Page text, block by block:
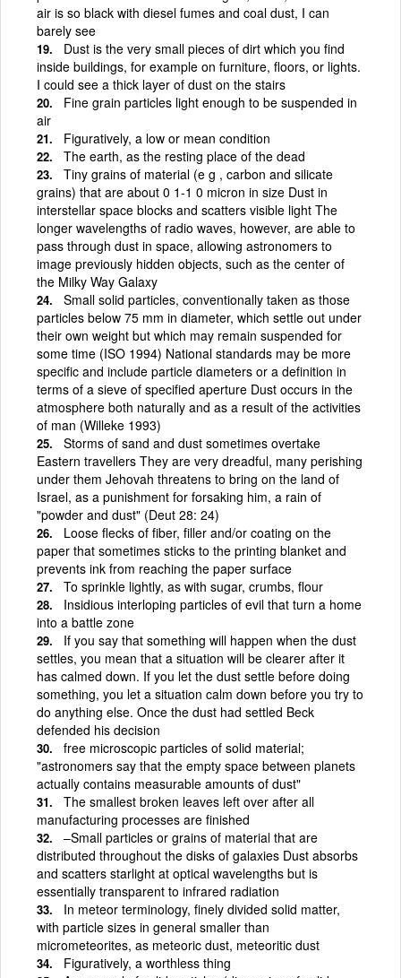
air is so black with diesel fumes and coal dust, I can
barely see
Dust is the very small pieces of dirt which you find
inside buildings, for example on furniture, floors, or lights.
I could see a thick layer of dust on the stairs
Fine grain particles light enough to be suspended in
air
Figuratively, a low or mean condition
The earth, as the resting place of the dead
Tiny grains of material (e g , carbon and silicate
grains) that are about 0 1-1 0 micron in size Dust in
interstellar space blocks and scatters visible light The
longer wavelengths of radio waves, however, are able to
pass through dust in space, allowing astronomers to
image previously hidden objects, such as the center of
the Milky Way Galaxy
Small solid particles, conventionally taken as those
particles below 75 mm in diameter, which settle out under
their own weight but which may remain suspended for
some time (ISO 1994) National standards may be more
specific and include particle diameters or a definition in
terms of a sieve of specified aperture Dust occurs in the
atmosphere both naturally and as a result of the activities
of man (Willeke 1993)
Storms of sand and dust sometimes overtake
Eastern travellers They are very dreadful, many perishing
under them Jehovah threatens to bring on the land of
Israel, as a punishment for forsaking him, a rain of
"powder and dust" (Deut 28: 24)
Loose flecks of fiber, filler and/or coating on the
paper that sometimes sticks to the printing blanket and
prevents ink from reaching the paper surface
To sprinkle lightly, as with sugar, crumbs, flour
Insidious interloping particles of evil that turn a home
into a battle zone
If you say that something will happen when the dust
settles, you mean that a situation will be clearer after it
has calmed down. If you let the dust settle before doing
something, you let a situation calm down before you try to
do anything else. Once the dust had settled Beck
defended his decision
free microscopic particles of solid material;
"astronomers say that the empty space between planets
actually contains measurable amounts of dust"
The smallest broken leaves left over after all
manufacturing processes are finished
–Small particles or grains of material that are
distributed throughout the disks of galaxies Dust absorbs
and scatters starlight at optical wavelengths but is
essentially transparent to infrared radiation
In meteor terminology, finely divided solid matter,
with particle sizes in general smaller than
micrometeorites, as meteoric dust, meteoritic dust
Figuratively, a worthless thing